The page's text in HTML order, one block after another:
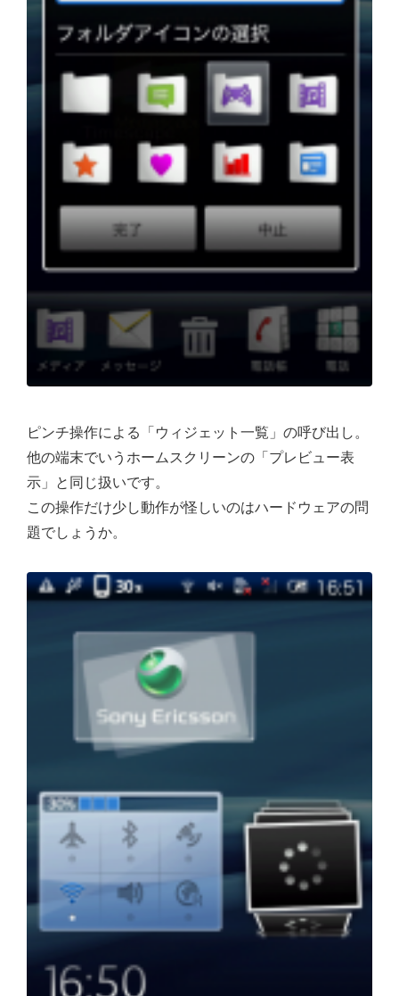
ピンチ操作による「ウィジェット一覧」の呼び出し。
他の端末でいうホームスクリーンの「プレビュー表
示」と同じ扱いです。
この操作だけ少し動作が怪しいのはハードウェアの問
題でしょうか。